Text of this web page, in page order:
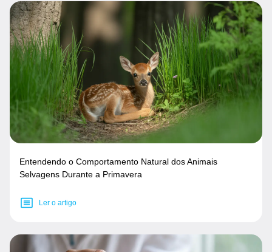
Entendendo o Comportamento Natural dos Animais
Selvagens Durante a Primavera
Ler o artigo